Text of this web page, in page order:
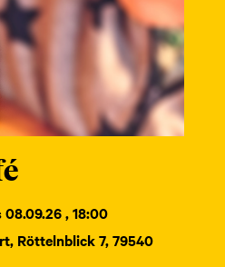
08.09.26 , 18:00
Röttelnblick 7, 79540